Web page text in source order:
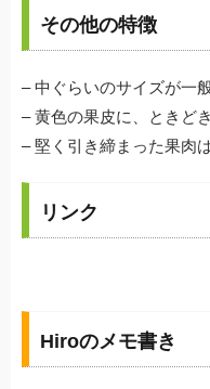
その他の特徴
– 中ぐらいのサイズが一
– 黄色の果皮に、ときど
– 堅く引き締まった果肉
リンク
Hiroのメモ書き